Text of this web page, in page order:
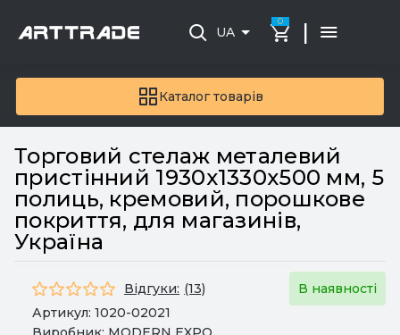
Каталог товарів
UA
0 |
Торговий стелаж металевий
пристінний 1930x1330x500 мм, 5
полиць, кремовий, порошкове
покриття, для магазинів,
Україна
Відгуки: (13)
В наявності
Артикул: 1020-02021